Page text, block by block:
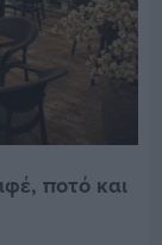
ποτό και